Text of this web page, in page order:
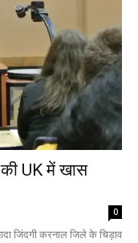
UK में खास
0
जिंदगी करनाल जिले के चिड़ाव